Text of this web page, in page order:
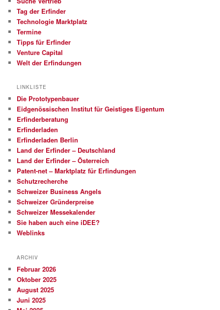
Tag der Erfinder
Technologie Marktplatz
Termine
Tipps für Erfinder
Venture Capital
Welt der Erfindungen
LINKLISTE
Die Prototypenbauer
Eidgenössischen Institut für Geistiges Eigentum
Erfinderberatung
Erfinderladen
Erfinderladen Berlin
Land der Erfinder – Deutschland
Land der Erfinder – Österreich
Patent-net – Marktplatz für Erfindungen
Schutzrecherche
Schweizer Business Angels
Schweizer Gründerpreise
Schweizer Messekalender
Sie haben auch eine iDEE?
Weblinks
ARCHIV
Februar 2026
Oktober 2025
August 2025
Juni 2025